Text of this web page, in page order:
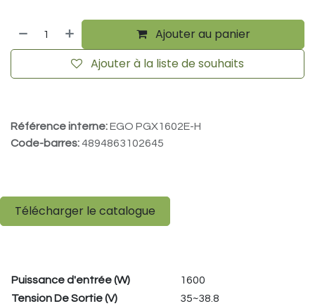
Ajouter au panier
Ajouter à la liste de souhaits
Référence interne:EGO PGX1602E-H
Code-barres:4894863102645
Télécharger le catalogue
Puissance d'entrée (W)
1600
Tension De Sortie (V)
35~38.8